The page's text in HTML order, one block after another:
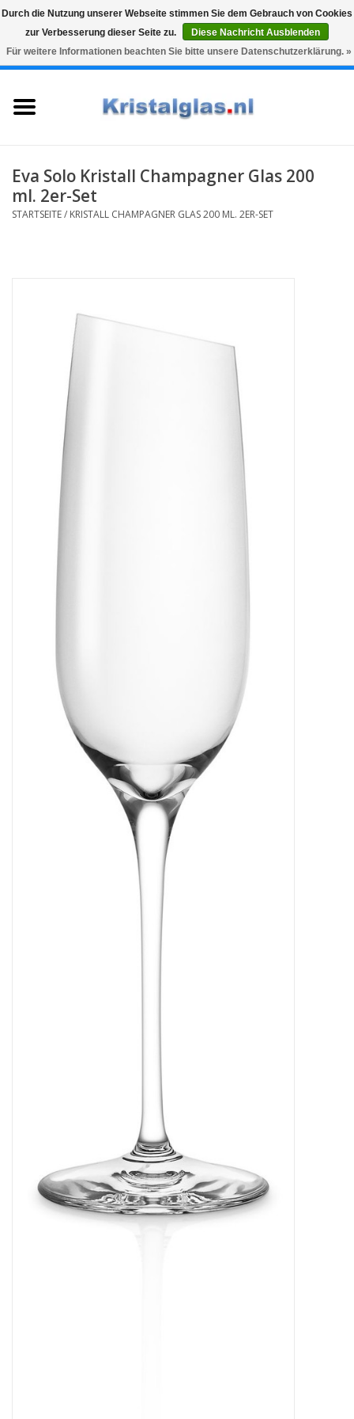
Snelle levering
Graveren
0 Artikel - €0,00
Karaffen
Glasgravur fur karaffe und
Kaffee & Tee
Bar & Wein
Eva Solo Kristall Champagner Glas 200
ml. 2er-Set
STARTSEITE/ KRISTALL CHAMPAGNER GLAS 200 ML. 2ER-SET
Durch die Nutzung unserer Webseite stimmen Sie dem Gebrauch von Cookies
zur Verbesserung dieser Seite zu.
Diese Nachricht Ausblenden
Für weitere Informationen beachten Sie bitte unsere Datenschutzerklärung. »